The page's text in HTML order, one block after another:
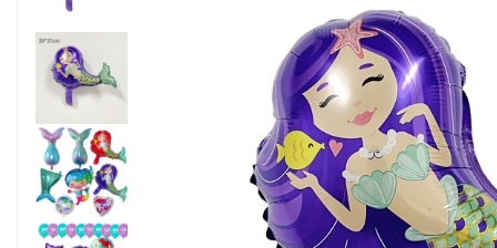
Dozatoare Condimente
Forme cuburi de gheata
Genti Termoizolante Mancare
Organizatoare si Depozitare
Bucatarie
Organizatoare si Depozitare
Bucatarie
Pahare, Sticle si Cani
Ustensile pentru Bucătărie